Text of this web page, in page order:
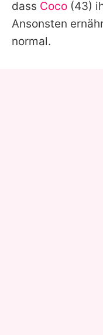
dass Coco (43)
Ansonsten
normal.